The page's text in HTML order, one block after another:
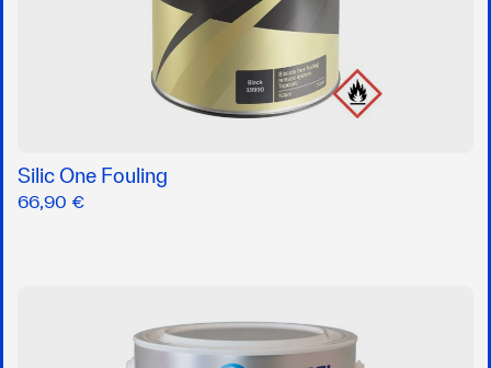
Silic One Fouling
66,90 €